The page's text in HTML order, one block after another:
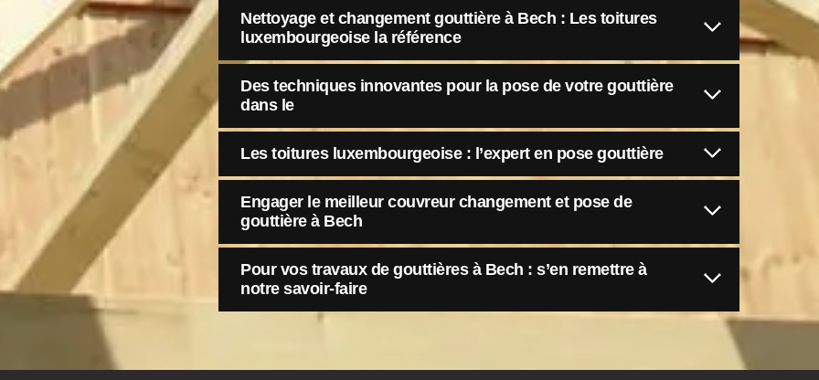
Nettoyage et changement gouttière à Bech : Les toitures
luxembourgeoise la référence
Des techniques innovantes pour la pose de votre gouttière
dans le
Les toitures luxembourgeoise : l’expert en pose gouttière
Engager le meilleur couvreur changement et pose de
gouttière à Bech
Pour vos travaux de gouttières à Bech : s’en remettre à
notre savoir-faire